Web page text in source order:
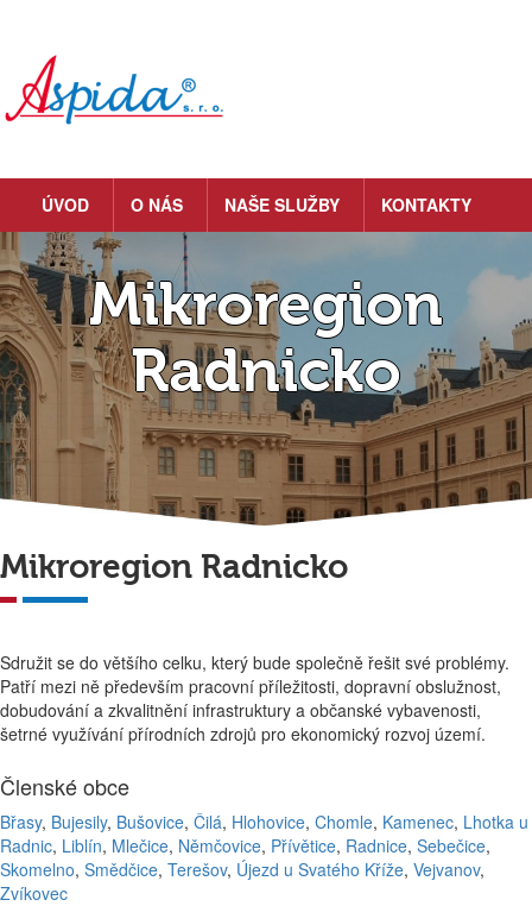
ÚVOD O NÁS NAŠE SLUŽBY KONTAKTY
Mikroregion
Radnicko
Mikroregion Radnicko
Sdružit se do většího celku, který bude společně řešit své problémy.
Patří mezi ně především pracovní příležitosti, dopravní obslužnost,
dobudování a zkvalitnění infrastruktury a občanské vybavenosti,
šetrné využívání přírodních zdrojů pro ekonomický rozvoj území.
Členské obce
Břasy, Bujesily, Bušovice, Čilá, Hlohovice, Chomle, Kamenec, Lhotka u
Radnic, Liblín, Mlečice, Němčovice, Přívětice, Radnice, Sebečice,
Skomelno, Smědčice, Terešov, Újezd u Svatého Kříže, Vejvanov,
Zvíkovec